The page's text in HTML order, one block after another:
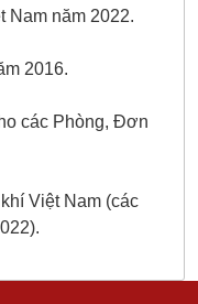
Nam năm 2022.
2016.
các Phòng, Đơn
Việt Nam (các